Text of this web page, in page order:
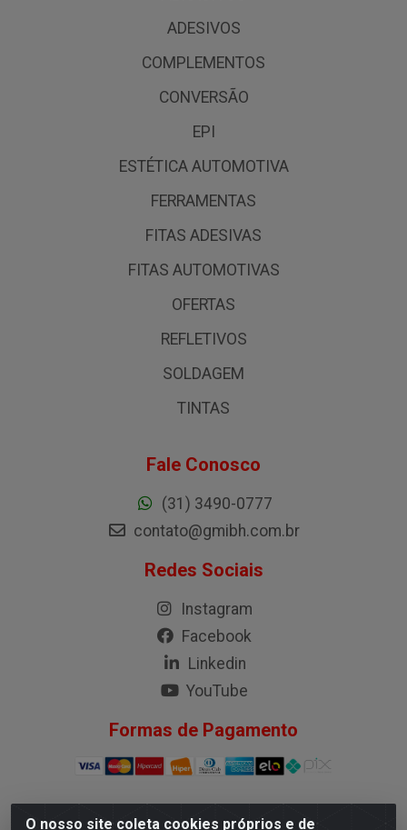
O nosso site coleta cookies próprios e de
ADESIVOS
COMPLEMENTOS
CONVERSÃO
EPI
ESTÉTICA AUTOMOTIVA
FERRAMENTAS
FITAS ADESIVAS
FITAS AUTOMOTIVAS
OFERTAS
REFLETIVOS
SOLDAGEM
TINTAS
Fale Conosco
(31) 3490-0777
contato@gmibh.com.br
Redes Sociais
Instagram
Facebook
Linkedin
YouTube
Formas de Pagamento